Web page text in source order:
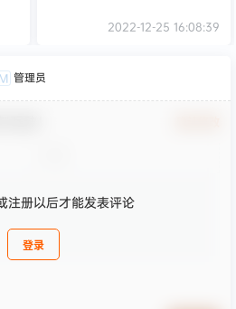
2022-12-25 16:08:39
M 管理员
注册以后才能发表评论
登录